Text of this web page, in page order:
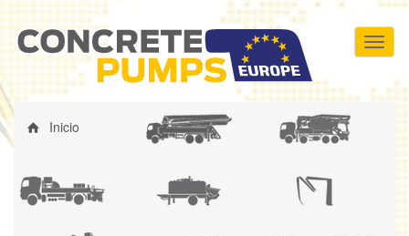
Pasar
contenido
principal
Inicio BH CHB
EC BE PE